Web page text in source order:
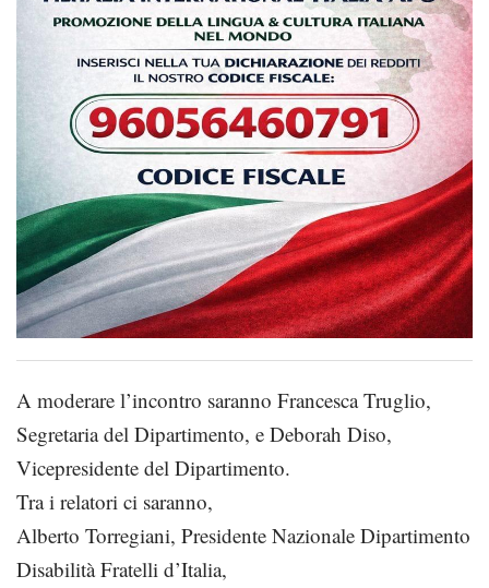
A moderare l’incontro saranno Francesca Truglio,
Segretaria del Dipartimento, e Deborah Diso,
Vicepresidente del Dipartimento.
Tra i relatori ci saranno,
Alberto Torregiani, Presidente Nazionale Dipartimento
Disabilità Fratelli d’Italia,